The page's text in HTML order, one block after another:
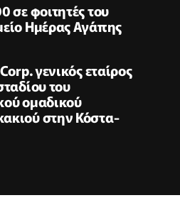
σε φοιτητές του
Ημέρας Αγάπης
γενικός εταίρος
του
ομαδικού
στην Κόστα-